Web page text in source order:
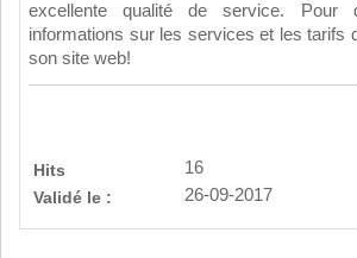
excellente qualité de service. Pour
informations sur les services et les tarifs
son site web!
Hits
16
Validé le :
26-09-2017